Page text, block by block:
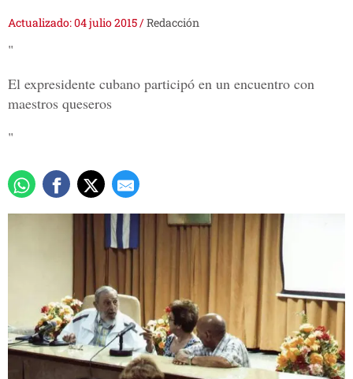
Actualizado: 04 julio 2015/Redacción
"
El expresidente cubano participó en un encuentro con
maestros queseros
"